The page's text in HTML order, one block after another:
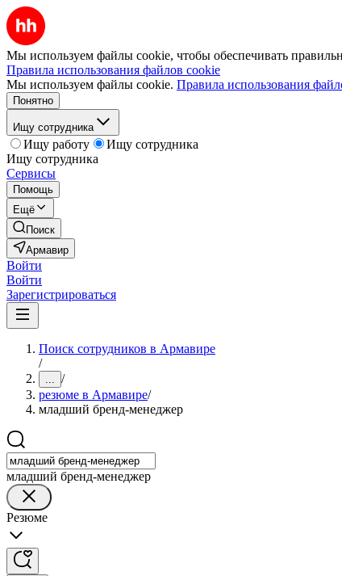
Мы используем файлы cookie, чтобы обеспечивать
Правила использования файлов cookie
Мы используем файлы cookie. Правила использования
Понятно
Ищу сотрудника
Ищу работу
Ищу сотрудника
Ищу сотрудника
Сервисы
Помощь
Ещё
Поиск
Армавир
Войти
Войти
Зарегистрироваться
Поиск сотрудников в Армавире
/
... /
резюме в Армавире/
младший бренд-менеджер
младший бренд-менеджер
Резюме